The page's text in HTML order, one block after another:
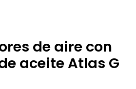
de aire con
aceite Atlas G